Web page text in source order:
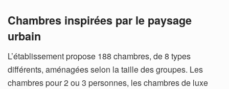
Chambres inspirées par le paysage
urbain
L’établissement propose 188 chambres, de 8 types
différents, aménagées selon la taille des groupes. Les
chambres pour 2 ou 3 personnes, les chambres de luxe